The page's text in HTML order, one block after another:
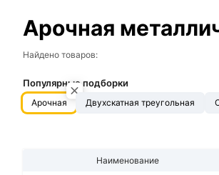
Арочная
Найдено товаров:
Популярные подборки
Арочная Двухскатная треугольная
Наименование